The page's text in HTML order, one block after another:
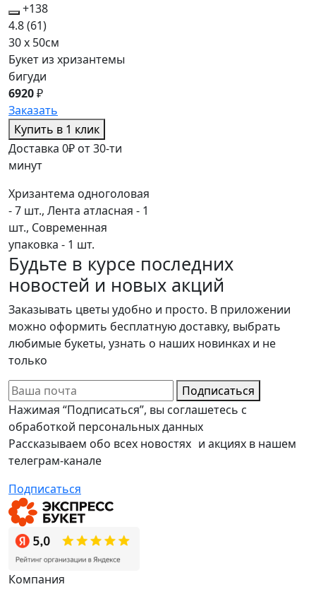
+138
4.8(61)
30 x 50см
Букет из хризантемы
бигуди
6920₽
Заказать
Купить в 1 клик
Доставка 0₽ от 30-ти
минут
Хризантема одноголовая
- 7 шт., Лента атласная - 1
шт., Современная
упаковка - 1 шт.
Будьте в курсе последних
новостей и новых акций
Заказывать цветы удобно и просто. В приложении
можно оформить бесплатную доставку, выбрать
любимые букеты, узнать о наших новинках и не
только
Подписаться
Нажимая “Подписаться”, вы соглашетесь с
обработкой персональных данных
Рассказываем обо всех новостях и акциях в нашем
телеграм-канале
Подписаться
Компания